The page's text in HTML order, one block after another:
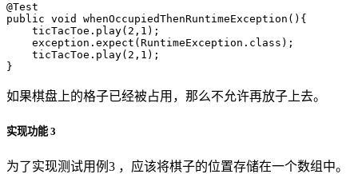
@Test
public void whenOccupiedThenRuntimeException (){
ticTacToe . play( 2 , 1 );
exception . expect ( RuntimeException . class );
ticTacToe . play( 2 , 1 );
}
如果棋盘上的格子已经被占用，那么不允许再放子上去。
实现功能 3
为了实现测试用例3 ，应该将棋子的位置存储在一个数组中。